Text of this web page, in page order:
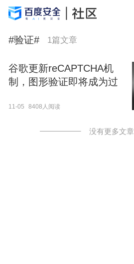
#验证# 1篇文章
谷歌更新reCAPTCHA机
制，图形验证即将成为过
11-05 8408人阅读
没有更多文章